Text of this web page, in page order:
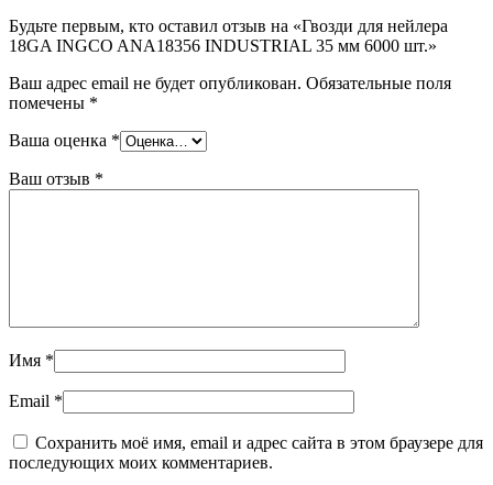
Будьте первым, кто оставил отзыв на «Гвозди для нейлера
18GA INGCO ANA18356 INDUSTRIAL 35 мм 6000 шт.»
Ваш адрес email не будет опубликован. Обязательные поля
помечены *
Ваша оценка *
Ваш отзыв *
Имя *
Email *
Сохранить моё имя, email и адрес сайта в этом браузере для
последующих моих комментариев.